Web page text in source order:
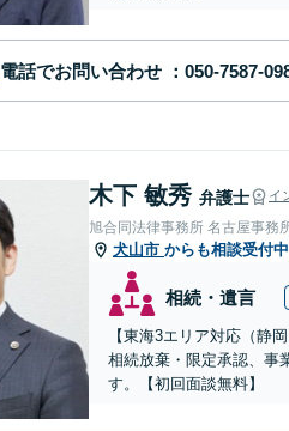
電話でお問い合わせ
木下 敏秀 弁護士 イ
旭合同法律事務所 名古屋事務
犬山市 からも相談受付中
相続・遺言
【東海3エリア対応（静
相続放棄・限定承認、事
す。【初回面談無料】